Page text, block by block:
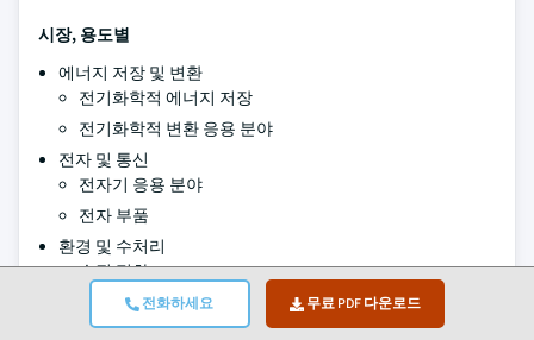
전화하세요 무료 PDF 다운로드
시장, 용도별
에너지 저장 및 변환
전기화학적 에너지 저장
전기화학적 변환 응용 분야
전자 및 통신
전자기 응용 분야
전자 부품
환경 및 수처리
수질 정화
대기 처리
바이오의약 및 헬스케어